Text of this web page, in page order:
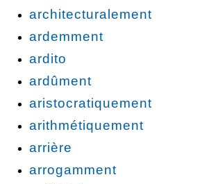
architecturalement
ardemment
ardito
ardûment
aristocratiquement
arithmétiquement
arrière
arrogamment